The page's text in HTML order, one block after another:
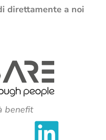
direttamente a noi
benefit